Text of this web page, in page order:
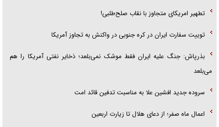
تطهیر امریکای متجاوز با نقاب صلح‌طلبی!
توییت سفارت ایران در کره جنوبی در واکنش به تجاوز آمریکا
بذرپاش: ‏جنگ علیه ایران فقط موشک نمی‌بلعد؛ ذخایر نفتی آمریکا را هم
می‌بلعد
سروده جدید افشین علا به مناسبت تدفین قائد امت
اعمال ماه صفر؛ از دعای هلال تا زیارت اربعین